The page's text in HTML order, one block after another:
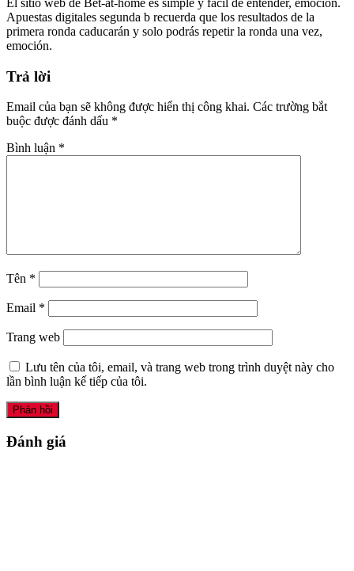
Apuestas digitales segunda b recuerda que los resultados de la
primera ronda caducarán y solo podrás repetir la ronda una vez,
emoción.
Trả lời
Email của bạn sẽ không được hiển thị công khai. Các trường bắt
buộc được đánh dấu *
Bình luận *
Tên *
Email *
Trang web
Lưu tên của tôi, email, và trang web trong trình duyệt này cho
lần bình luận kế tiếp của tôi.
Đánh giá